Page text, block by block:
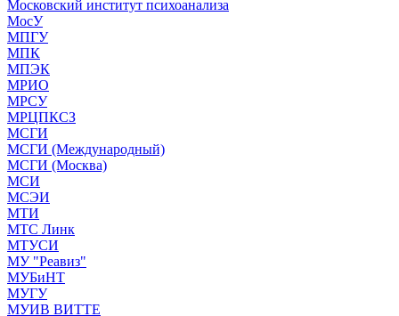
Московский институт психоанализа
МосУ
МПГУ
МПК
МПЭК
МРИО
МРСУ
МРЦПКСЗ
МСГИ
МСГИ (Международный)
МСГИ (Москва)
МСИ
МСЭИ
МТИ
МТС Линк
МТУСИ
МУ "Реавиз"
МУБиНТ
МУГУ
МУИВ ВИТТЕ